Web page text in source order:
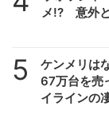
メ!? 意外
5
ケンメリは
67万台を売
イラインの